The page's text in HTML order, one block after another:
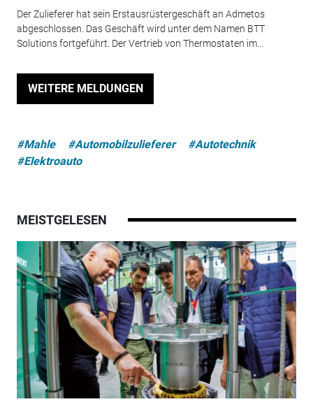
Der Zulieferer hat sein Erstausrüstergeschäft an Admetos
abgeschlossen. Das Geschäft wird unter dem Namen BTT
Solutions fortgeführt. Der Vertrieb von Thermostaten im...
WEITERE MELDUNGEN
#Mahle #Automobilzulieferer
#Autotechnik
#Elektroauto
MEISTGELESEN